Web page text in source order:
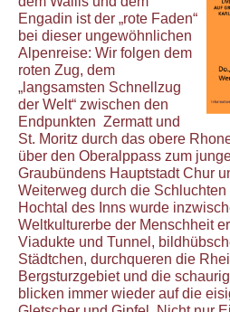
Engadin ist der „rote Faden“
bei dieser ungewöhnlichen
Alpenreise: Wir folgen dem
roten Zug, dem
„langsamsten Schnellzug
der Welt“ zwischen den
Endpunkten Zermatt und
St. Moritz durch das obere
über den Oberalppass zum
Graubündens Hauptstadt Chur
Weiterweg durch die
Hochtal des Inns wurde
Weltkulturerbe der Menschheit
Viadukte und Tunnel,
Städtchen, durchqueren die
Bergsturzgebiet und die
blicken immer wieder auf die